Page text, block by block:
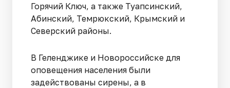
Горячий Ключ, а также Туапсинский,
Абинский, Темрюкский, Крымский и
Северский районы.
В Геленджике и Новороссийске для
оповещения населения были
задействованы сирены, а в